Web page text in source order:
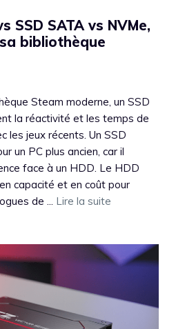
SSD SATA vs NVMe,
bibliothèque
Steam moderne, un SSD
la réactivité et les temps de
les jeux récents. Un SSD
un PC plus ancien, car il
face à un HDD. Le HDD
capacité et en coût pour
de ... Lire la suite